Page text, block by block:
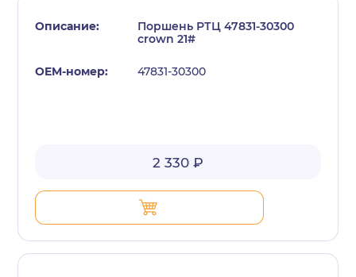
Поршень РТЦ 47831-30300
crown 21#
47831-30300
2 330 ₽